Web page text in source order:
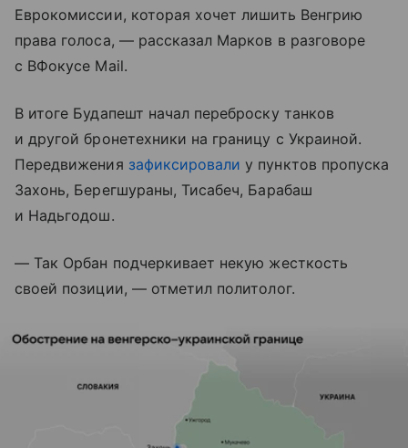
Еврокомиссии, которая хочет лишить Венгрию
права голоса, — рассказал Марков в разговоре
с ВФокусе Mail.
В итоге Будапешт начал переброску танков
и другой бронетехники на границу с Украиной.
Передвижения зафиксировали у пунктов пропуска
Захонь, Берегшураны, Тисабеч, Барабаш
и Надьгодош.
— Так Орбан подчеркивает некую жесткость
своей позиции, — отметил политолог.